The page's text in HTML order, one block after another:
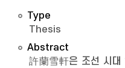
Type
Thesis
Abstract
許蘭雪軒은 조선 시대